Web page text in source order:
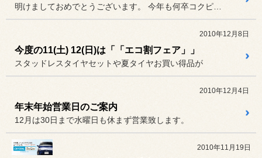
2010年12月8日
今度の11(土) 12(日)は「「エコ割フェア」」
スタッドレスタイヤセットや夏タイヤお買い得品が
2010年12月4日
年末年始営業日のご案内
12月は30日まで水曜日も休まず営業致します。
2010年11月19日